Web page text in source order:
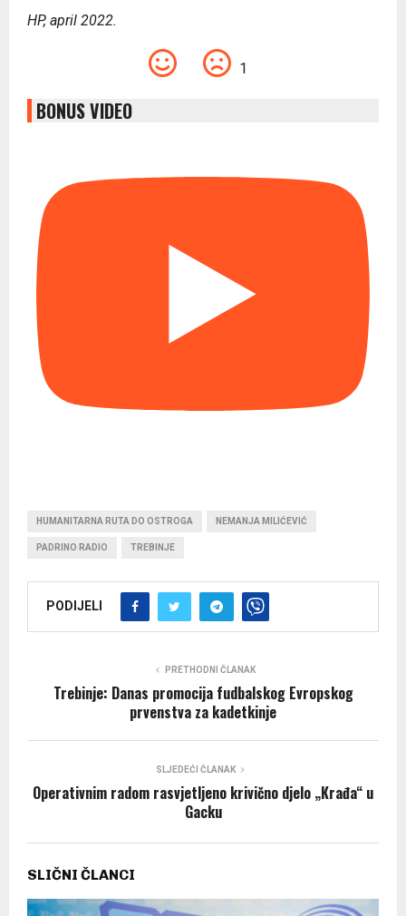
HP, april 2022.
1
BONUS VIDEO
HUMANITARNA RUTA DO OSTROGA NEMANJA MILIĆEVIĆ
PADRINO RADIO TREBINJE
PODIJELI
PRETHODNI ČLANAK
Trebinje: Danas promocija fudbalskog Evropskog
prvenstva za kadetkinje
SLJEDEĆI ČLANAK
Operativnim radom rasvjetljeno krivično djelo „Кrađa“ u
Gacku
SLIČNI ČLANCI